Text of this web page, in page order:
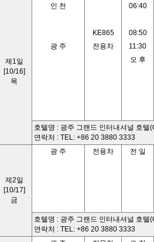
제1일
[10/16]
목
인 천 06:40
KE865
08:50
광 주
전용차
11:30
오 후
호텔명 : 광주 그랜드 인터내셔널 호
연락처 : TEL: +86 20 3880 3333
제2일
[10/17]
금
광 주 전용차 전 일
호텔명 : 광주 그랜드 인터내셔널 호
연락처 : TEL: +86 20 3880 3333